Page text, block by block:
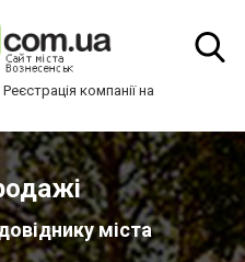
Реєстрація компанії на
міста